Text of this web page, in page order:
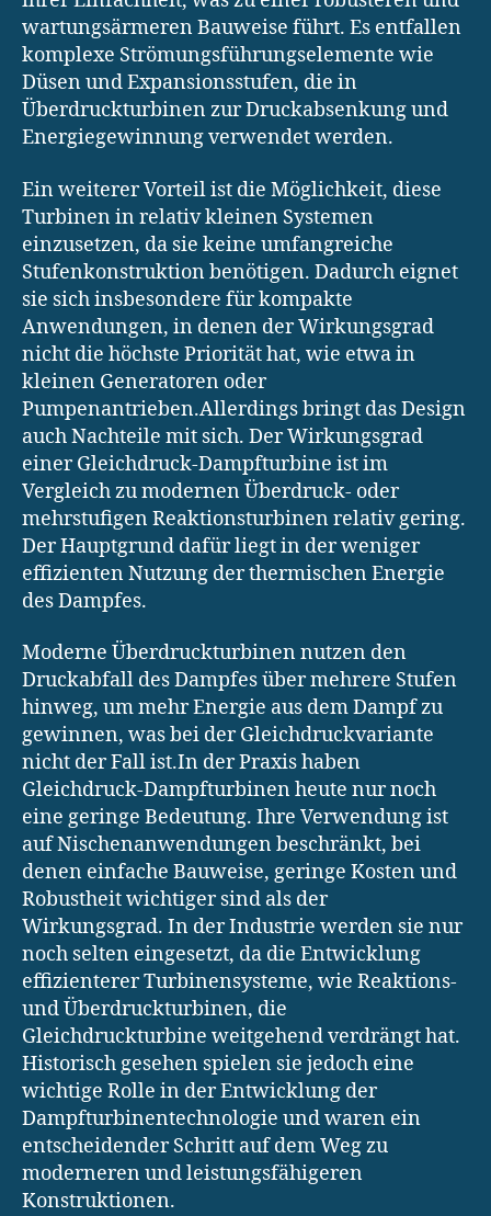
wartungsärmeren Bauweise führt. Es entfallen
komplexe Strömungsführungselemente wie
Düsen und Expansionsstufen, die in
Überdruckturbinen zur Druckabsenkung und
Energiegewinnung verwendet werden.
Ein weiterer Vorteil ist die Möglichkeit, diese
Turbinen in relativ kleinen Systemen
einzusetzen, da sie keine umfangreiche
Stufenkonstruktion benötigen. Dadurch eignet
sie sich insbesondere für kompakte
Anwendungen, in denen der Wirkungsgrad
nicht die höchste Priorität hat, wie etwa in
kleinen Generatoren oder
Pumpenantrieben.Allerdings bringt das Design
auch Nachteile mit sich. Der Wirkungsgrad
einer Gleichdruck-Dampfturbine ist im
Vergleich zu modernen Überdruck- oder
mehrstufigen Reaktionsturbinen relativ gering.
Der Hauptgrund dafür liegt in der weniger
effizienten Nutzung der thermischen Energie
des Dampfes.
Moderne Überdruckturbinen nutzen den
Druckabfall des Dampfes über mehrere Stufen
hinweg, um mehr Energie aus dem Dampf zu
gewinnen, was bei der Gleichdruckvariante
nicht der Fall ist.In der Praxis haben
Gleichdruck-Dampfturbinen heute nur noch
eine geringe Bedeutung. Ihre Verwendung ist
auf Nischenanwendungen beschränkt, bei
denen einfache Bauweise, geringe Kosten und
Robustheit wichtiger sind als der
Wirkungsgrad. In der Industrie werden sie nur
noch selten eingesetzt, da die Entwicklung
effizienterer Turbinensysteme, wie Reaktions-
und Überdruckturbinen, die
Gleichdruckturbine weitgehend verdrängt hat.
Historisch gesehen spielen sie jedoch eine
wichtige Rolle in der Entwicklung der
Dampfturbinentechnologie und waren ein
entscheidender Schritt auf dem Weg zu
moderneren und leistungsfähigeren
Konstruktionen.